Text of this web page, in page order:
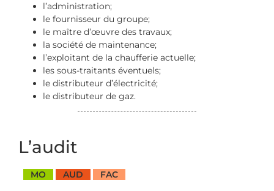
l’administration;
le fournisseur du groupe;
le maître d’œuvre des travaux;
la société de maintenance;
l’exploitant de la chaufferie actuelle;
les sous-traitants éventuels;
le distributeur d’électricité;
le distributeur de gaz.
L’audit
MO AUD FAC